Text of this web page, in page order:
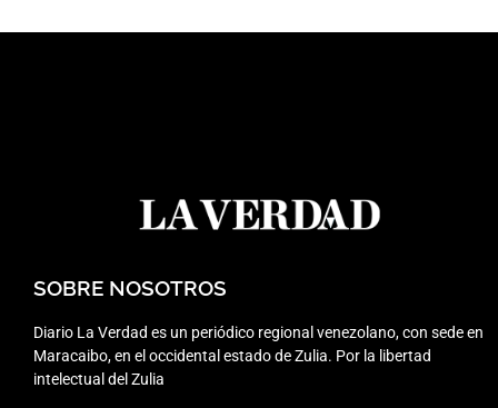
SOBRE NOSOTROS
Diario La Verdad es un periódico regional venezolano, con sede en
Maracaibo, en el occidental estado de Zulia. Por la libertad
intelectual del Zulia